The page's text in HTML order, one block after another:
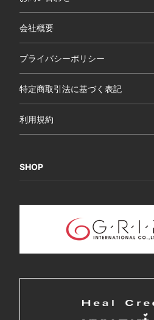
会社概要
プライバシーポリシー
特定商取引法に基づく表記
利用規約
SHOP